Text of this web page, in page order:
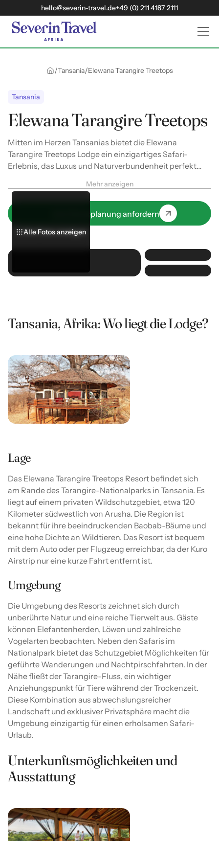
hello@severin-travel.de+49 (0) 211 4187 2111
/Tansania/Elewana Tarangire Treetops
Tansania
Elewana Tarangire Treetops
Mitten im Herzen Tansanias bietet die Elewana
Tarangire Treetops Lodge ein einzigartiges Safari-
Erlebnis, das Luxus und Naturverbundenheit perfekt
Baobab-Bäume genießen Gäste atemberaubende
Ausblicke auf die weite Savanne und erleben
unvergessliche Momente inmitten der Wildnis.
Mehr anzeigen
Jetzt Reiseplanung anfordern
Alle Fotos anzeigen
Alle Fotos anzeigen
Alle Fotos anzeigen
Tansania, Afrika: Wo liegt die Lodge?
Lage
Das Elewana Tarangire Treetops Resort befindet sich
am Rande des Tarangire-Nationalparks in Tansania. Es
liegt auf einem privaten Wildschutzgebiet, etwa 120
Kilometer südwestlich von Arusha. Die Region ist
bekannt für ihre beeindruckenden Baobab-Bäume und
eine hohe Dichte an Wildtieren. Das Resort ist bequem
mit dem Auto oder per Flugzeug erreichbar, da der Kuro
Airstrip nur eine kurze Fahrt entfernt ist.
Umgebung
Die Umgebung des Resorts zeichnet sich durch
unberührte Natur und eine reiche Tierwelt aus. Gäste
können Elefantenherden, Löwen und zahlreiche
Vogelarten beobachten. Neben den Safaris im
Nationalpark bietet das Schutzgebiet Möglichkeiten für
geführte Wanderungen und Nachtpirschfahrten. In der
Nähe fließt der Tarangire-Fluss, ein wichtiger
Anziehungspunkt für Tiere während der Trockenzeit.
Diese Kombination aus abwechslungsreicher
Landschaft und exklusiver Privatsphäre macht die
Umgebung einzigartig für einen erholsamen Safari-
Urlaub.
Unterkunftsmöglichkeiten und
Ausstattung